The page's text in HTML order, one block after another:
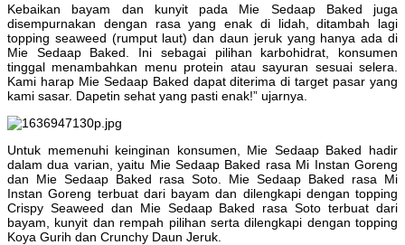
Kebaikan bayam dan kunyit pada Mie Sedaap Baked juga
disempurnakan dengan rasa yang enak di lidah, ditambah lagi
topping seaweed (rumput laut) dan daun jeruk yang hanya ada di
Mie Sedaap Baked. Ini sebagai pilihan karbohidrat, konsumen
tinggal menambahkan menu protein atau sayuran sesuai selera.
Kami harap Mie Sedaap Baked dapat diterima di target pasar yang
kami sasar. Dapetin sehat yang pasti enak!” ujarnya.
Untuk memenuhi keinginan konsumen, Mie Sedaap Baked hadir
dalam dua varian, yaitu Mie Sedaap Baked rasa Mi Instan Goreng
dan Mie Sedaap Baked rasa Soto. Mie Sedaap Baked rasa Mi
Instan Goreng terbuat dari bayam dan dilengkapi dengan topping
Crispy Seaweed dan Mie Sedaap Baked rasa Soto terbuat dari
bayam, kunyit dan rempah pilihan serta dilengkapi dengan topping
Koya Gurih dan Crunchy Daun Jeruk.